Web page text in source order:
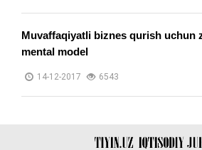
Muvaffaqiyatli biznes qurish uchun
mental model
14-12-2017 6543